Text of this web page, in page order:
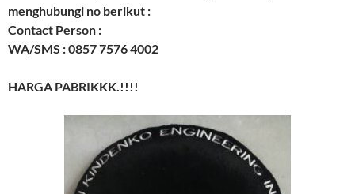
menghubungi no berikut :
Contact Person :
WA/SMS : 0857 7576 4002
HARGA PABRIKKK.!!!!